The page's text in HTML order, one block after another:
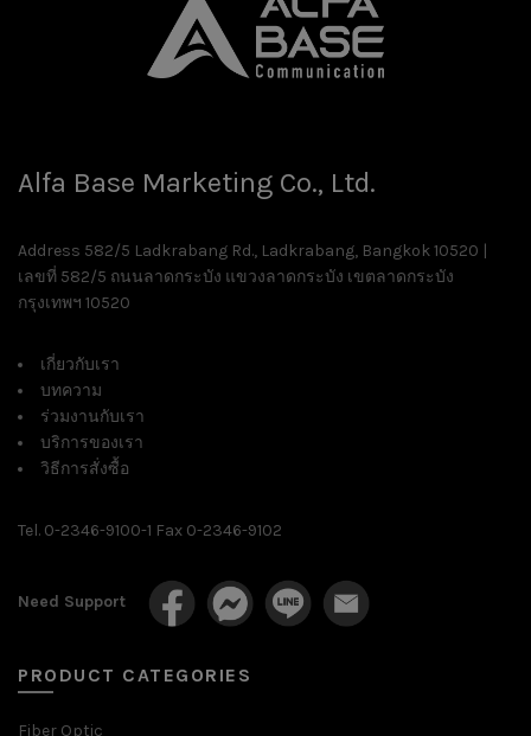
Alfa Base Marketing Co., Ltd.
Address 582/5 Ladkrabang Rd., Ladkrabang, Bangkok 10520 |
เลขที่ 582/5 ถนนลาดกระบัง แขวงลาดกระบัง เขตลาดกระบัง
กรุงเทพฯ 10520
เกี่ยวกับเรา
บทความ
ร่วมงานกับเรา
บริการของเรา
วิธีการสั่งซื้อ
Tel. 0-2346-9100-1 Fax 0-2346-9102
Need Support
PRODUCT CATEGORIES
Fiber Optic